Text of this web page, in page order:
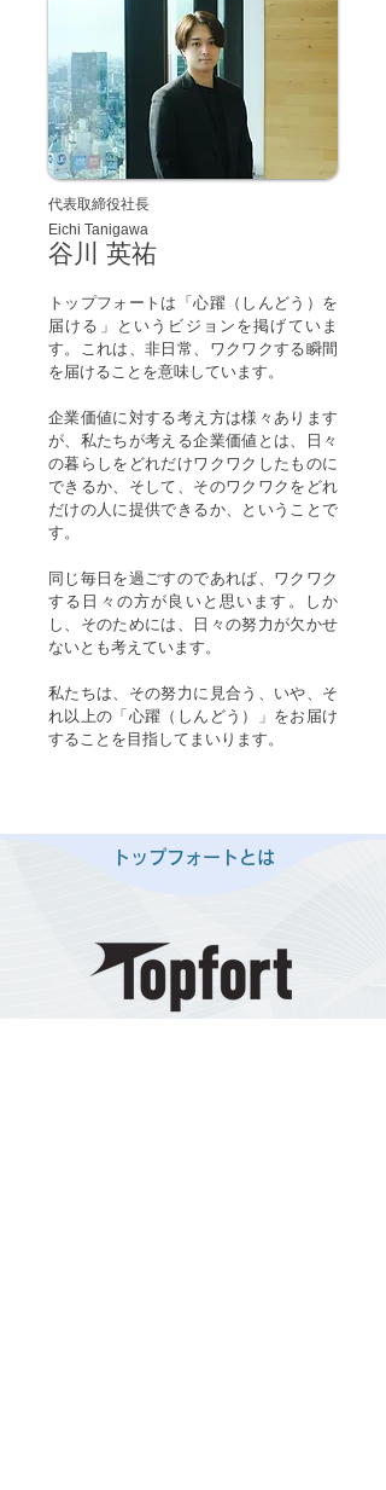
代表取締役社長
Eichi Tanigawa
谷川 英祐
トップフォートは「心躍（しんどう）を
届ける」というビジョンを掲げていま
す。これは、非日常、ワクワクする瞬間
を届けることを意味しています。
企業価値に対する考え方は様々あります
が、私たちが考える企業価値とは、日々
の暮らしをどれだけワクワクしたものに
できるか、そして、そのワクワクをどれ
だけの人に提供できるか、ということで
す。
同じ毎日を過ごすのであれば、ワクワク
する日々の方が良いと思います。しか
し、そのためには、日々の努力が欠かせ
ないとも考えています。
私たちは、その努力に見合う、いや、そ
れ以上の「心躍（しんどう）」をお届け
することを目指してまいります。
トップフォートとは